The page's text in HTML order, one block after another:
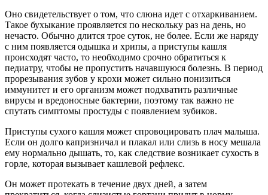
Оно свидетельствует о том, что слюна идет с отхаркиванием.
Такое бухыкание проявляется по нескольку раз на день, но
нечасто. Обычно длится трое суток, не более. Если же наряду
с ним появляется одышка и хрипы, а приступы кашля
происходят часто, то необходимо срочно обратиться к
педиатру, чтобы не пропустить начавшуюся болезнь. В период
прорезывания зубов у крохи может сильно понизиться
иммунитет и его организм может подхватить различные
вирусы и вредоносные бактерии, поэтому так важно не
спутать симптомы простуды с появлением зубиков.
Приступы сухого кашля может спровоцировать плач малыша.
Если он долго капризничал и плакал или слизь в носу мешала
ему нормально дышать, то, как следствие возникает сухость в
горле, которая вызывает кашлевой рефлекс.
Он может протекать в течение двух дней, а затем